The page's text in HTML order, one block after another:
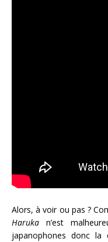
Alors, à voir ou pas ?
Haruka n’est
japanophones donc